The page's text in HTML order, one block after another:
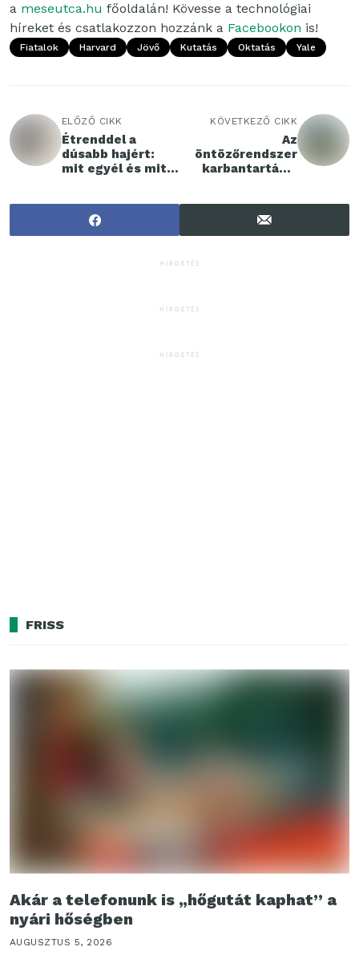
a meseutca.hu főoldalán! Kövesse a technológiai
híreket és csatlakozzon hozzánk a Facebookon is!
Fiatalok Harvard Jövő Kutatás Oktatás Yale
ELŐZŐ CIKK
Étrenddel a
dúsabb hajért:
mit egyél és mit
KÖVETKEZŐ CIKK
Az
öntözőrendszer
karbantartása:
HIRDETÉS
HIRDETÉS
HIRDETÉS
FRISS
Akár a telefonunk is „hőgutát kaphat” a
nyári hőségben
AUGUSZTUS 5, 2026